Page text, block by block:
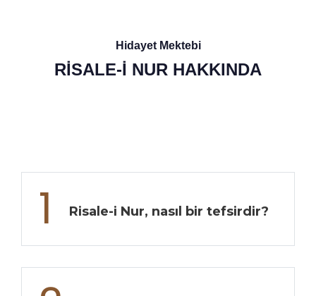
Hidayet Mektebi
RİSALE-İ NUR HAKKINDA
1 Risale-i Nur, nasıl bir tefsirdir?